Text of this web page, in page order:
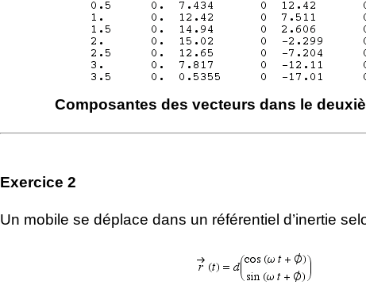
Composantes des vecteurs dans le
Exercice 2
Un mobile se déplace dans un référentiel d’inertie